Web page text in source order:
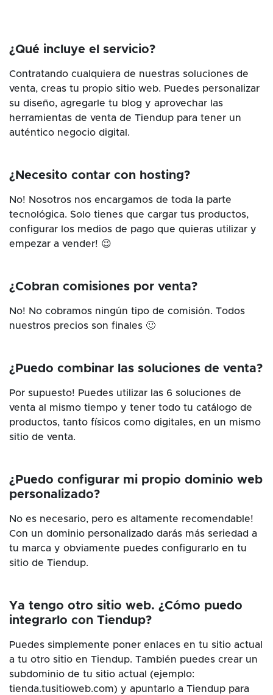
¿Qué incluye el servicio?
Contratando cualquiera de nuestras soluciones de
venta, creas tu propio sitio web. Puedes personalizar
su diseño, agregarle tu blog y aprovechar las
herramientas de venta de Tiendup para tener un
auténtico negocio digital.
¿Necesito contar con hosting?
No! Nosotros nos encargamos de toda la parte
tecnológica. Solo tienes que cargar tus productos,
configurar los medios de pago que quieras utilizar y
empezar a vender! 😉
¿Cobran comisiones por venta?
No! No cobramos ningún tipo de comisión. Todos
nuestros precios son finales 🙂
¿Puedo combinar las soluciones de venta?
Por supuesto! Puedes utilizar las 6 soluciones de
venta al mismo tiempo y tener todo tu catálogo de
productos, tanto físicos como digitales, en un mismo
sitio de venta.
¿Puedo configurar mi propio dominio web
personalizado?
No es necesario, pero es altamente recomendable!
Con un dominio personalizado darás más seriedad a
tu marca y obviamente puedes configurarlo en tu
sitio de Tiendup.
Ya tengo otro sitio web. ¿Cómo puedo
integrarlo con Tiendup?
Puedes simplemente poner enlaces en tu sitio actual
a tu otro sitio en Tiendup. También puedes crear un
subdominio de tu sitio actual (ejemplo:
tienda.tusitioweb.com) y apuntarlo a Tiendup para